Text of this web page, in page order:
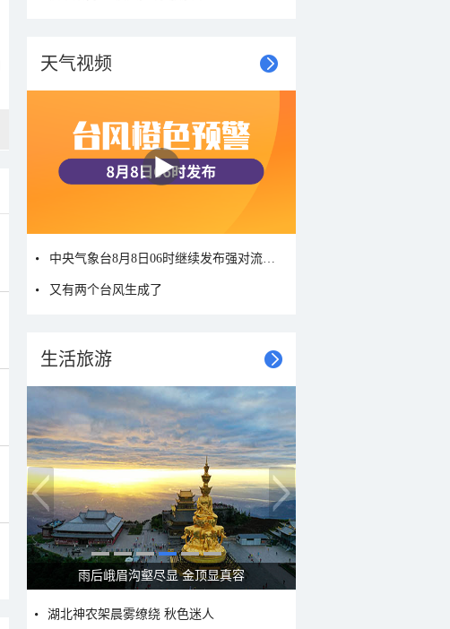
天气视频
又有两个台风生成了
生活旅游
秋意浓 蓝天映衬下的哈尔滨伏尔加庄园
湖北神农架晨雾缭绕 秋色迷人